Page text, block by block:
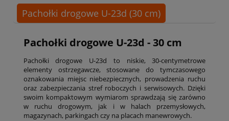
Pachołki drogowe U-23d (30 cm)
Pachołki drogowe U-23d - 30 cm
Pachołki drogowe U-23d to niskie, 30-centymetrowe
elementy ostrzegawcze, stosowane do tymczasowego
oznakowania miejsc niebezpiecznych, prowadzenia ruchu
oraz zabezpieczania stref roboczych i serwisowych. Dzięki
swoim kompaktowym wymiarom sprawdzają się zarówno
w ruchu drogowym, jak i w halach przemysłowych,
magazynach, parkingach czy na placach manewrowych.